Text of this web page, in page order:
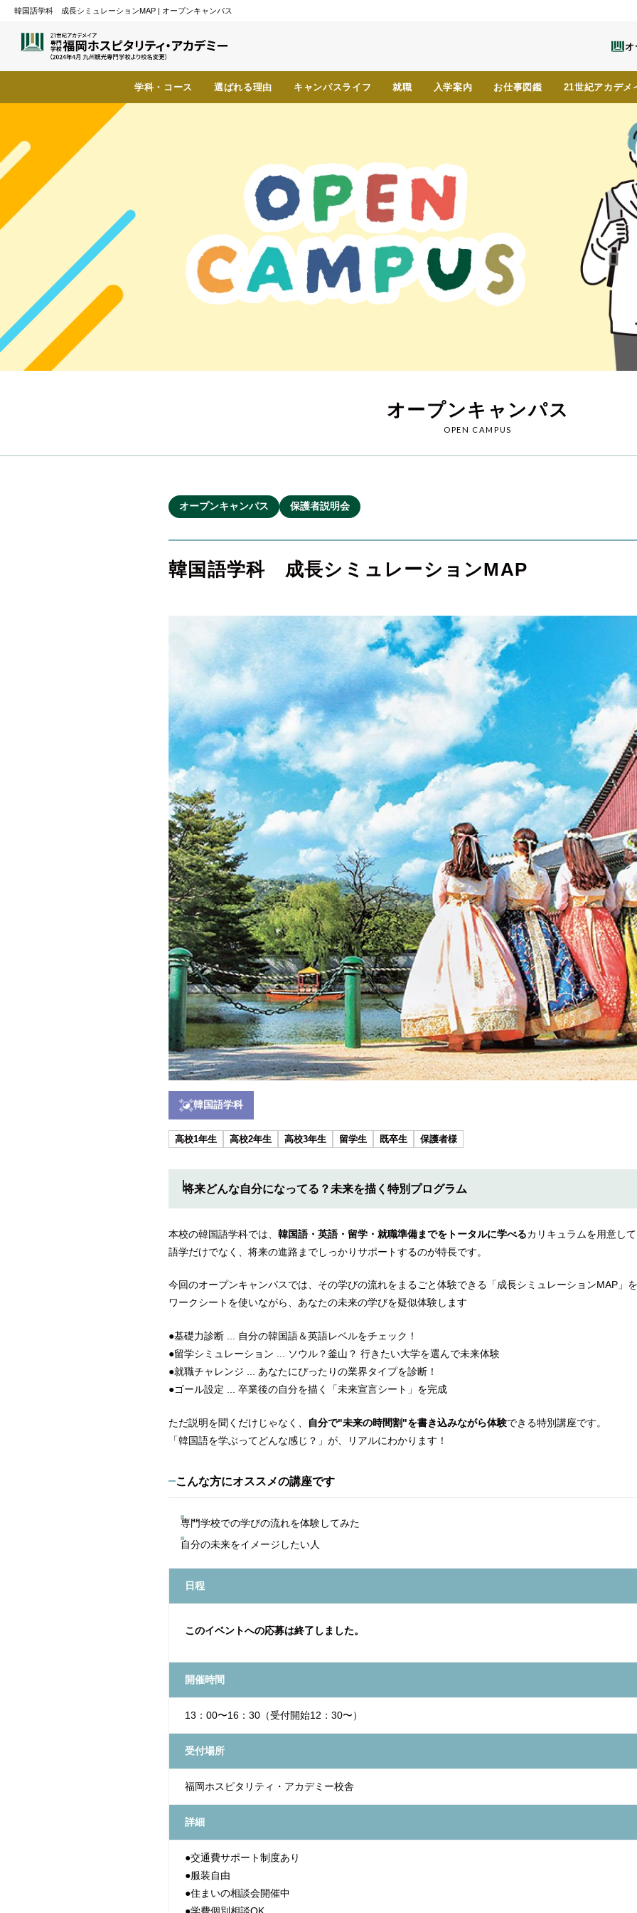
韓国語学科 成長シミュレーションMAP | オープンキャンパス
オ
学科・コース 選ばれる理由 キャンパスライフ 就職 入学案内 お仕事図鑑 21世紀アカデメ
オープンキャンパス
OPEN CAMPUS
オープンキャンパス 保護者説明会
韓国語学科 成長シミュレーションMAP
韓国語学科
高校1年生 高校2年生 高校3年生 留学生 既卒生 保護者様
将来どんな自分になってる？未来を描く特別プログラム
本校の韓国語学科では、 韓国語・英語・留学・就職準備までをトータルに学べるカリキュラムを用意し
語学だけでなく、将来の進路までしっかりサポートするのが特長です。
今回のオープンキャンパスでは、その学びの流れをまるごと体験できる「成長シミュレーションMAP」
ワークシートを使いながら、あなたの未来の学びを疑似体験します
●基礎力診断 ... 自分の韓国語＆英語レベルをチェック！
●留学シミュレーション ... ソウル？釜山？ 行きたい大学を選んで未来体験
●就職チャレンジ ... あなたにぴったりの業界タイプを診断！
●ゴール設定 ... 卒業後の自分を描く「未来宣言シート」を完成
ただ説明を聞くだけじゃなく、 自分で"未来の時間割"を書き込みながら体験できる特別講座です。
「韓国語を学ぶってどんな感じ？」が、リアルにわかります！
こんな方にオススメの講座です
専門学校での学びの流れを体験してみた
自分の未来をイメージしたい人
日程
このイベントへの応募は終了しました。
開催時間
13：00〜16：30（受付開始12：30〜）
受付場所
福岡ホスピタリティ・アカデミー校舎
詳細
●交通費サポート制度あり
●服装自由
●住まいの相談会開催中